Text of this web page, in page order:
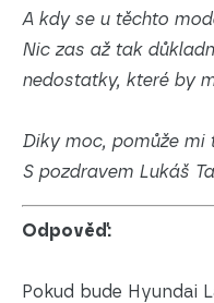
A kdy se u těchto
Nic zas až tak
nedostatky, které by
Diky moc, pomůže mi
S pozdravem Lukáš
Odpověď:
Pokud bude Hyundai